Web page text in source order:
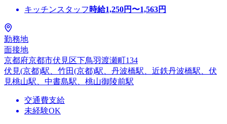
キッチンスタッフ 時給1,250円〜1,563円
勤務地
面接地
京都府京都市伏見区下鳥羽渡瀬町134
伏見(京都)駅、竹田(京都)駅、丹波橋駅、近鉄丹波橋駅、伏
見桃山駅、中書島駅、桃山御陵前駅
交通費支給
未経験OK